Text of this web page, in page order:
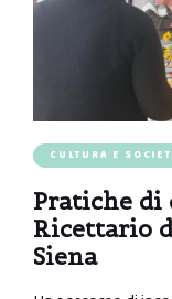
CULTURA E
Pratiche
Ricettario
Siena